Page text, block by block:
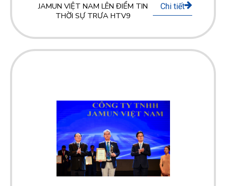
JAMUN VIỆT NAM LÊN ĐIỂM TIN
THỜI SỰ TRƯA HTV9
Chi tiết